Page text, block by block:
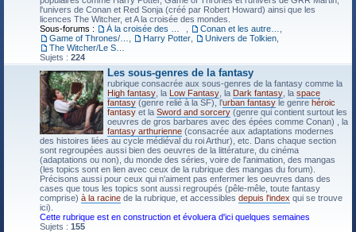
l'univers de Conan et Red Sonja (créé par Robert Howard) ainsi que les
licences The Witcher, et A la croisée des mondes.
Sous-forums :
Harry Potter Univers de Tolkien
Sujets : 224
Les sous-genres de la fantasy
rubrique consacrée aux sous-genres de la fantasy comme la
High fantasy , la Low Fantasy , la Dark fantasy , la space
fantasy (genre relié à la SF), l'urban fantasy le genre héroic
fantasy et la Sword and sorcery (genre qui contient surtout les
oeuvres de gros barbares avec des épées comme Conan) , la
fantasy arthurienne (consacrée aux adaptations modernes
des histoires liées au cycle médiéval du roi Arthur), etc. Dans chaque section
sont regroupées aussi bien des oeuvres de la littérature, du cinéma
(adaptations ou non), du monde des séries, voire de l'animation, des mangas
(les topics sont en lien avec ceux de la rubrique des mangas du forum).
Précisons aussi pour ceux qui n'aiment pas enfermer les oeuvres dans des
cases que tous les topics sont aussi regroupés (pêle-mêle, toute fantasy
comprise) à la racine de la rubrique, et accessibles depuis l'index qui se trouve
ici).
Cette rubrique est en construction et évoluera d'ici quelques semaines
Sujets : 155